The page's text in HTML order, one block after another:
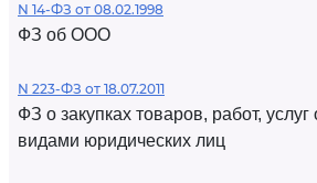
N 14-ФЗ от 08.02.1998
ФЗ об ООО
N 223-ФЗ от 18.07.2011
ФЗ о закупках товаров, работ,
видами юридических лиц